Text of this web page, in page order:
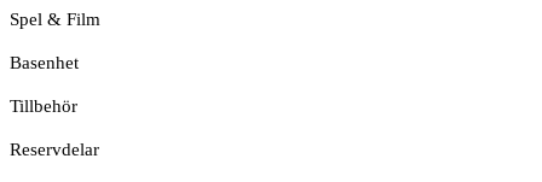
Spel & Film
Basenhet
Tillbehör
Reservdelar